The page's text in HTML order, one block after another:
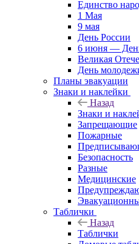
Единство
1 Мая
9 мая
День России
6 июня — День
Великая
День
Планы эвакуации
Знаки и наклейки
Назад
Знаки и
Запрещающие
Пожарные
Безопасность
Разные
Медицинские
Таблички
Назад
Таблички